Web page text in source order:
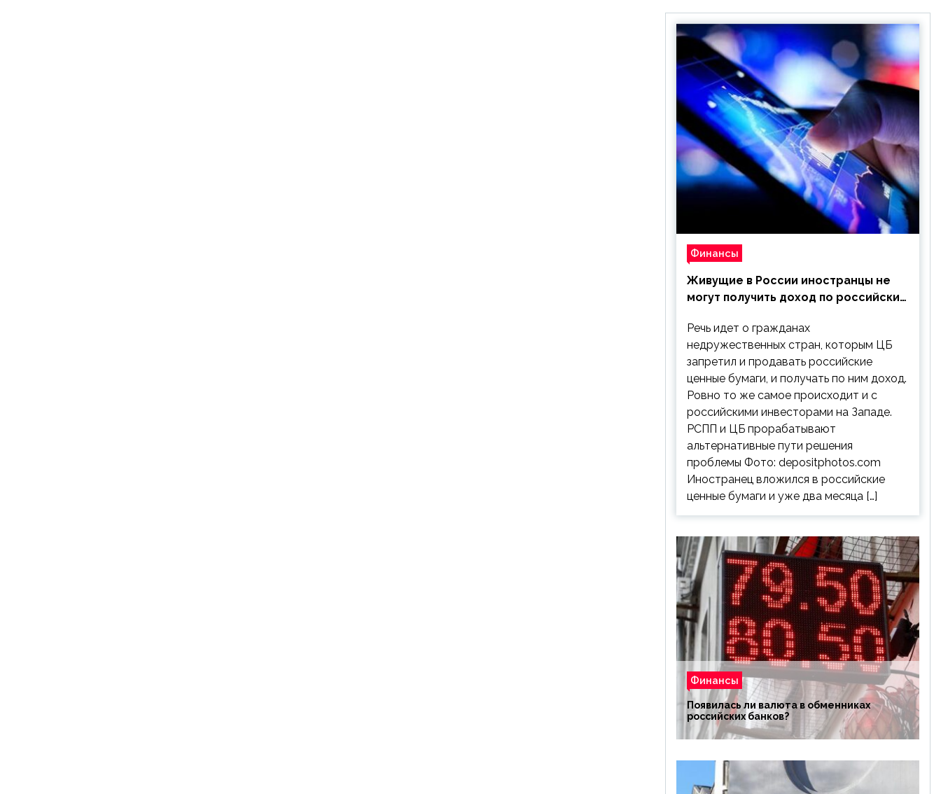
Финансы
Живущие в России иностранцы не
могут получить доход по российским
Речь идет о гражданах
недружественных стран, которым ЦБ
запретил и продавать российские
ценные бумаги, и получать по ним доход.
Ровно то же самое происходит и с
российскими инвесторами на Западе.
РСПП и ЦБ прорабатывают
альтернативные пути решения
проблемы Фото: depositphotos.com
Иностранец вложился в российские
ценные бумаги и уже два месяца […]
Финансы
Появилась ли валюта в обменниках
российских банков?